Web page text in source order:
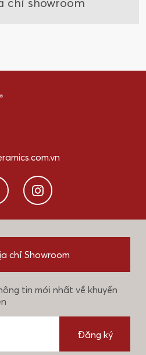
chỉ Showroom
tin mới nhất về khuyến
Đăng ký